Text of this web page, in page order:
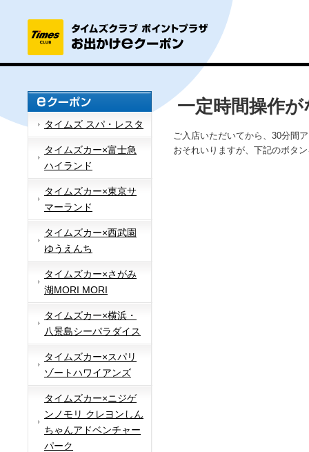
タイムズ スパ・レスタ
タイムズカー×富士急
ハイランド
タイムズカー×東京サ
マーランド
タイムズカー×西武園
ゆうえんち
タイムズカー×さがみ
湖MORI MORI
タイムズカー×横浜・
八景島シーパラダイス
タイムズカー×スパリ
ゾートハワイアンズ
タイムズカー×ニジゲ
ンノモリ クレヨンしん
ちゃんアドベンチャー
パーク
一定時間操作
ご入店いただいてから、30分間
おそれいりますが、下記のボタ